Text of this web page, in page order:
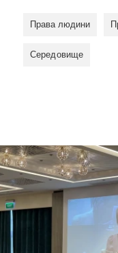
Права людини
Середовище